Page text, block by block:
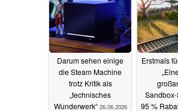
Darum sehen einige
die Steam Machine
trotz Kritik als
„technisches
Wunderwerk“ 26.06.2026
Erstmals
95 %